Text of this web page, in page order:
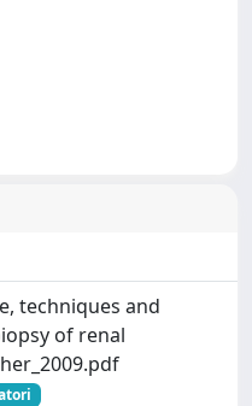
techniques and
of renal